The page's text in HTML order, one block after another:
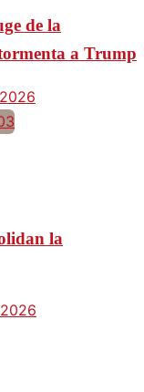
de la
a Trump
la